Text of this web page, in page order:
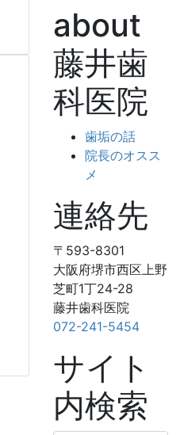
about
藤井歯
科医院
歯垢の話
院長のオスス
メ
連絡先
〒593-8301
大阪府堺市西区上野
芝町1丁24-28
藤井歯科医院
072-241-5454
サイト
内検索